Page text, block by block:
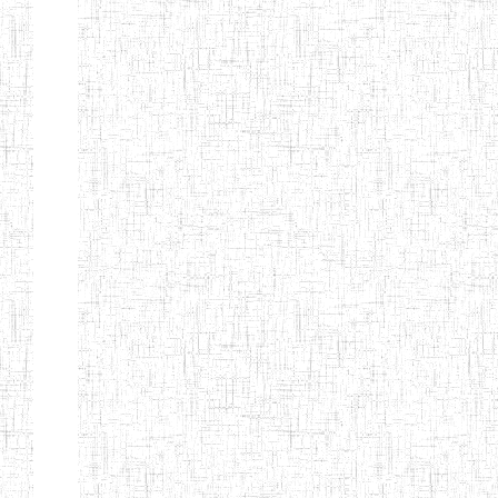
Etablissements
d'enseignement
secondaire
technique
et
professionnel
ESTP
Etablissements